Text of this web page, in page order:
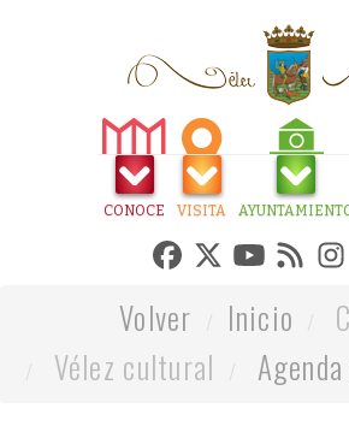
CONOCE VISITA
Volver Inicio
Vélez cultural